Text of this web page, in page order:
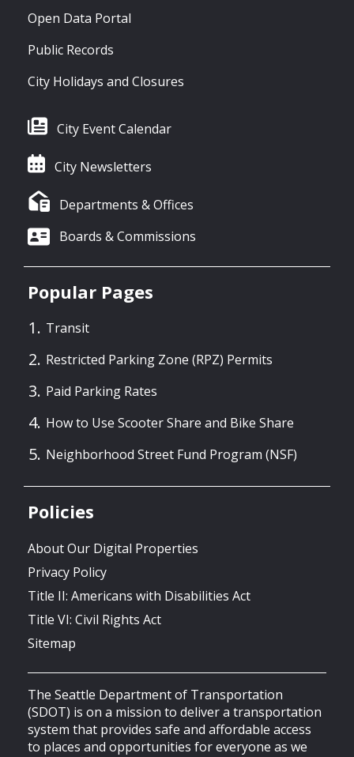
Open Data Portal
Public Records
City Holidays and Closures
City Event Calendar
City Newsletters
Departments & Offices
Boards & Commissions
Popular Pages
Transit
Restricted Parking Zone (RPZ) Permits
Paid Parking Rates
How to Use Scooter Share and Bike Share
Neighborhood Street Fund Program (NSF)
Policies
About Our Digital Properties
Privacy Policy
Title II: Americans with Disabilities Act
Title VI: Civil Rights Act
Sitemap
The Seattle Department of Transportation
(SDOT) is on a mission to deliver a transportation
system that provides safe and affordable access
to places and opportunities for everyone as we